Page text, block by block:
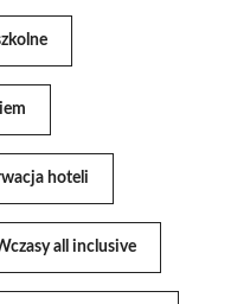
hoteli
all inclusive